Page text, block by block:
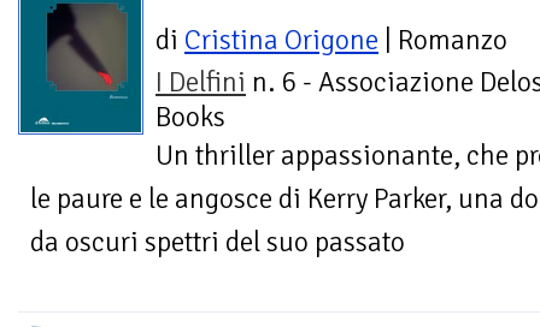
di Cristina Origone | Romanzo
I Delfini n. 6 - Associazione
Books
Un thriller appassionante, che
le paure e le angosce di Kerry Parker, una
da oscuri spettri del suo passato